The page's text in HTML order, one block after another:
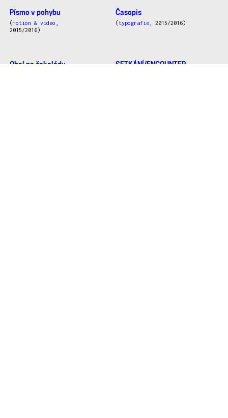
Písmo v pohybu
(motion & video
2015/2016)
Časopis
(typografie , 2015/2016)
Obal na čokoládu SETKÁNÍ/ENCOUNTER